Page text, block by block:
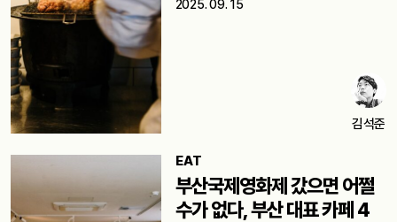
2025. 09. 15
김석준
EAT
부산국제영화제 갔으면 어쩔
수가 없다, 부산 대표 카페 4